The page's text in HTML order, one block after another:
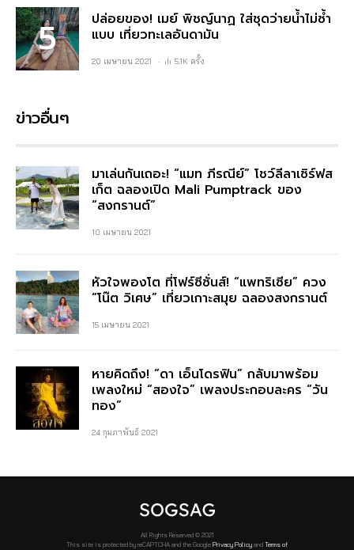
ปล่อยของ! เมย์ พิชญ์นาฏ ใส่ชุดว่ายน้ำไม่ซ้ำ
แบบ เที่ยวทะเลอันดามัน
20 เมษายน 2021 5.1K ครั้ง
ข่าวอื่นๆ
มาเล่นกันเถอะ! “แมท ภีรณีย์” โชว์ลีลาเซิร์ฟส
เก็ต ฉลองเปิด Mali Pumptrack ของ
“สงกรานต์”
10 เมษายน 2021
หัวใจพองโต ที่โฟร์ซีซั่นส์! “แพทริเซีย” ควง
“โน๊ต วิเศษ” เที่ยวเกาะสมุย ฉลองสงกรานต์
15 เมษายน 2021
หายคิดถึง! “ดา เอ็นโดรฟิน” กลับมาพร้อม
เพลงใหม่ “สองใจ” เพลงประกอบละคร “วัน
ทอง”
24 กุมภาพันธ์ 2021
All Rights Reserved © 2021
This site is protected by reCAPTCHA and the Google Privacy Policy and Terms of